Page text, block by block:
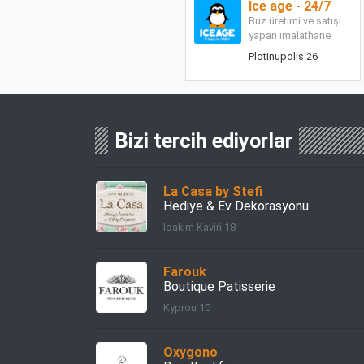
Ice age - 24/7
Buz üretimi ve satışı
yapan imalathane
Plotinupolis 26
Bizi tercih ediyorlar
La Casa by Stefi
Hediye & Ev Dekorasyonu
Ioakim Kaviri 18
Farouk
Boutique Patisserie
Kyprou 10
Oxygono